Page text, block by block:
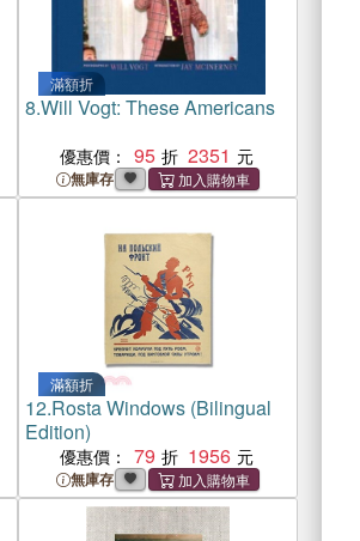
滿額折
8.Will Vogt: These Americans
優惠價： 95 2351
無庫存
滿額折
12.Rosta Windows (Bilingual
Edition)
優惠價： 79 1956
無庫存